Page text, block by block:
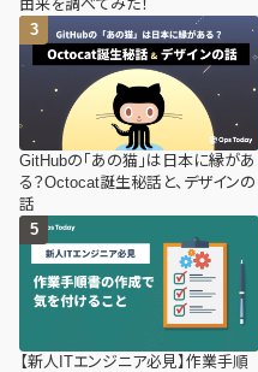
由来を調べてみた！
GitHubの「あの猫」は日本に縁があ
る？Octocat誕生秘話と、デザインの
話
【新人ITエンジニア必見】作業手順